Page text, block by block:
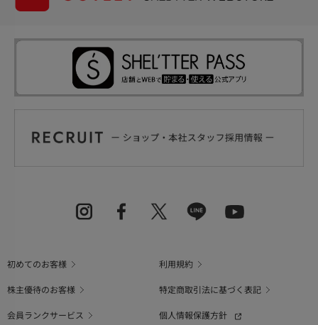
初めてのお客様
利用規約
株主優待のお客様
特定商取引法に基づく表記
会員ランクサービス
個人情報保護方針